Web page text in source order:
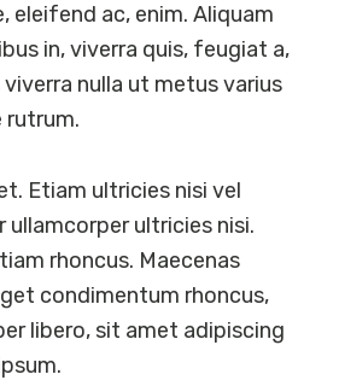
eleifend ac, enim. Aliquam
in, viverra quis, feugiat a,
viverra nulla ut metus varius
rutrum.
Etiam ultricies nisi vel
ullamcorper ultricies nisi.
rhoncus. Maecenas
condimentum rhoncus,
libero, sit amet adipiscing